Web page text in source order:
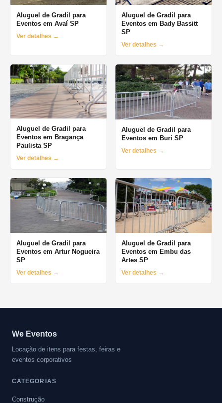
Aluguel de Gradil para
Eventos em Avaí SP
Ver detalhes →
Aluguel de Gradil para
Eventos em Bady Bassitt
SP
Ver detalhes →
Aluguel de Gradil para
Eventos em Bragança
Paulista SP
Ver detalhes →
Aluguel de Gradil para
Eventos em Buri SP
Ver detalhes →
Aluguel de Gradil para
Eventos em Artur Nogueira
SP
Ver detalhes →
Aluguel de Gradil para
Eventos em Embu das
Artes SP
Ver detalhes →
We Eventos
Locação de itens para festas, feiras e
eventos corporativos
CATEGORIAS
Construção